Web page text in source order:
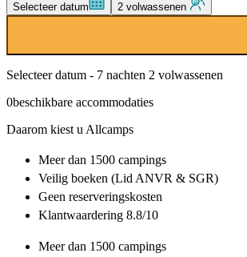
Selecteer datum 2 volwassenen
Selecteer datum - 7 nachten 2 volwassenen
0beschikbare accommodaties
Daarom kiest u Allcamps
Meer dan 1500 campings
Veilig boeken (Lid ANVR & SGR)
Geen reserveringskosten
Klantwaardering 8.8/10
Meer dan 1500 campings